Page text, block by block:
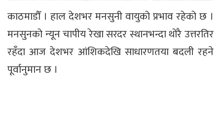
काठमाडौँ । हाल देशभर मनसुनी वायुको प्रभाव रहेको छ ।
मनसुनको न्यून चापीय रेखा सरदर स्थानभन्दा थोरै उत्तरतिर
रहँदा आज देशभर आंशिकदेखि साधारणतया बदली रहने
पूर्वानुमान छ ।